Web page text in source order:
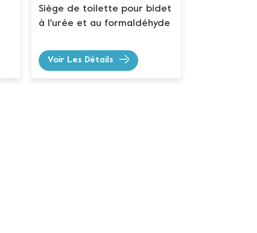
Siège de toilette pour bidet
à l'urée et au formaldéhyde
Voir Les Détails